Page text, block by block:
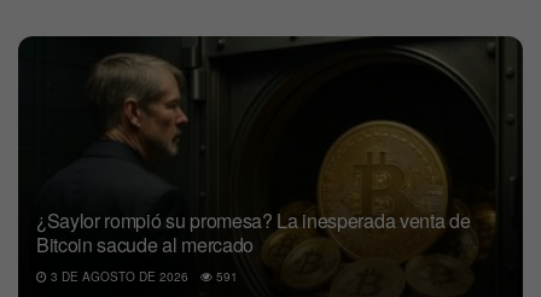
¿Saylor rompió su promesa? La inesperada venta de
Bitcoin sacude al mercado
3 DE AGOSTO DE 2026 591